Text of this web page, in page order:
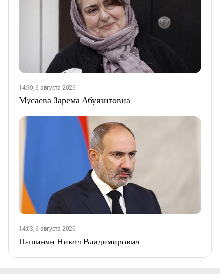
14:30, 6 августа 2026
Мусаева Зарема Абуязитовна
14:03, 6 августа 2026
Пашинян Никол Владимирович